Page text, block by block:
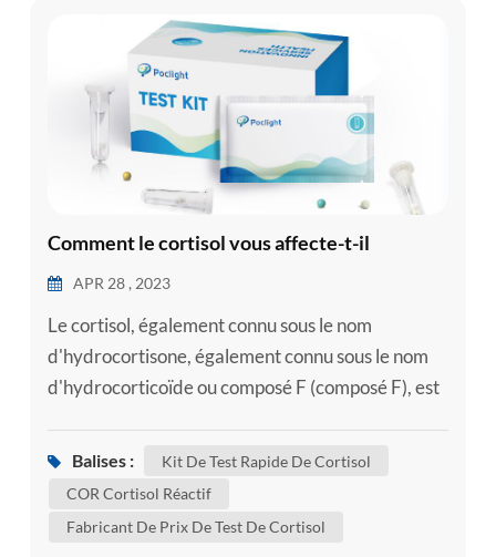
Comment le cortisol vous affecte-t-il
APR 28 , 2023
Le cortisol, également connu sous le nom
d'hydrocortisone, également connu sous le nom
d'hydrocorticoïde ou composé F (composé F), est
sur le métabolisme des glucides. Le cortisol est
Balises :
Kit De Test Rapide De Cortisol
COR Cortisol Réactif
Fabricant De Prix De Test De Cortisol